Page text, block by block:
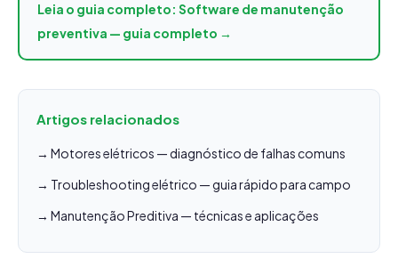
Leia o guia completo: Software de manutenção
preventiva — guia completo →
Artigos relacionados
→ Motores elétricos — diagnóstico de falhas comuns
→ Troubleshooting elétrico — guia rápido para campo
→ Manutenção Preditiva — técnicas e aplicações